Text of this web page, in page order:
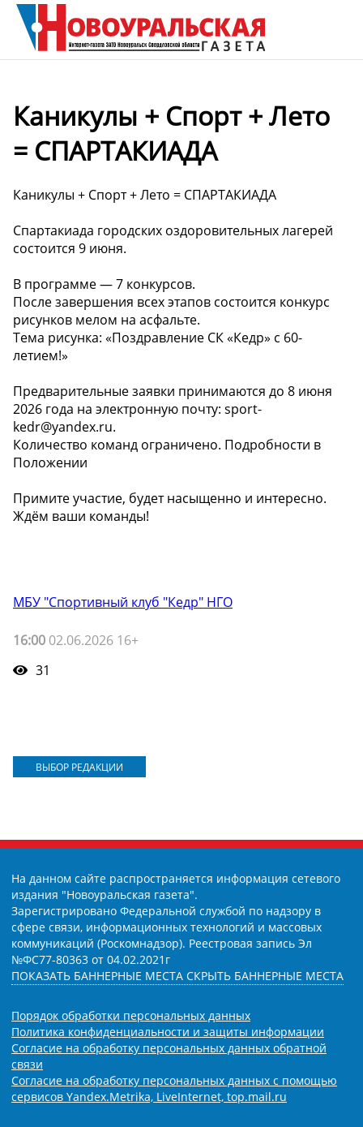
Каникулы + Спорт + Лето
= СПАРТАКИАДА
Каникулы + Спорт + Лето = СПАРТАКИАДА
Спартакиада городских оздоровительных лагерей
состоится 9 июня.
В программе — 7 конкурсов.
После завершения всех этапов состоится конкурс
рисунков мелом на асфальте.
Тема рисунка: «Поздравление СК «Кедр» с 60-
летием!»
Предварительные заявки принимаются до 8 июня
2026 года на электронную почту: sport-
kedr@yandex.ru.
Количество команд ограничено. Подробности в
Положении
Примите участие, будет насыщенно и интересно.
Ждём ваши команды!
МБУ "Спортивный клуб "Кедр" НГО
16:00 02.06.2026 16+
31
ВЫБОР РЕДАКЦИИ
На данном сайте распространяется информация сетевого
издания "Новоуральская газета".
Зарегистрировано Федеральной службой по надзору в
сфере связи, информационных технологий и массовых
коммуникаций (Роскомнадзор). Реестровая запись Эл
№ФС77-80363 от 04.02.2021г
ПОКАЗАТЬ БАННЕРНЫЕ МЕСТА СКРЫТЬ БАННЕРНЫЕ МЕСТА
Порядок обработки персональных данных
Политика конфиденциальности и защиты информации
Согласие на обработку персональных данных обратной
связи
Согласие на обработку персональных данных с помощью
сервисов Yandex.Metrika, LiveInternet, top.mail.ru